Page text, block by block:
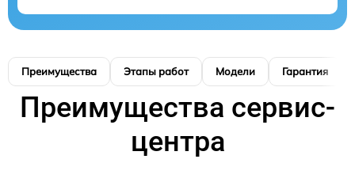
Преимущества Этапы работ Модели Гарантия
Преимущества сервис-
центра